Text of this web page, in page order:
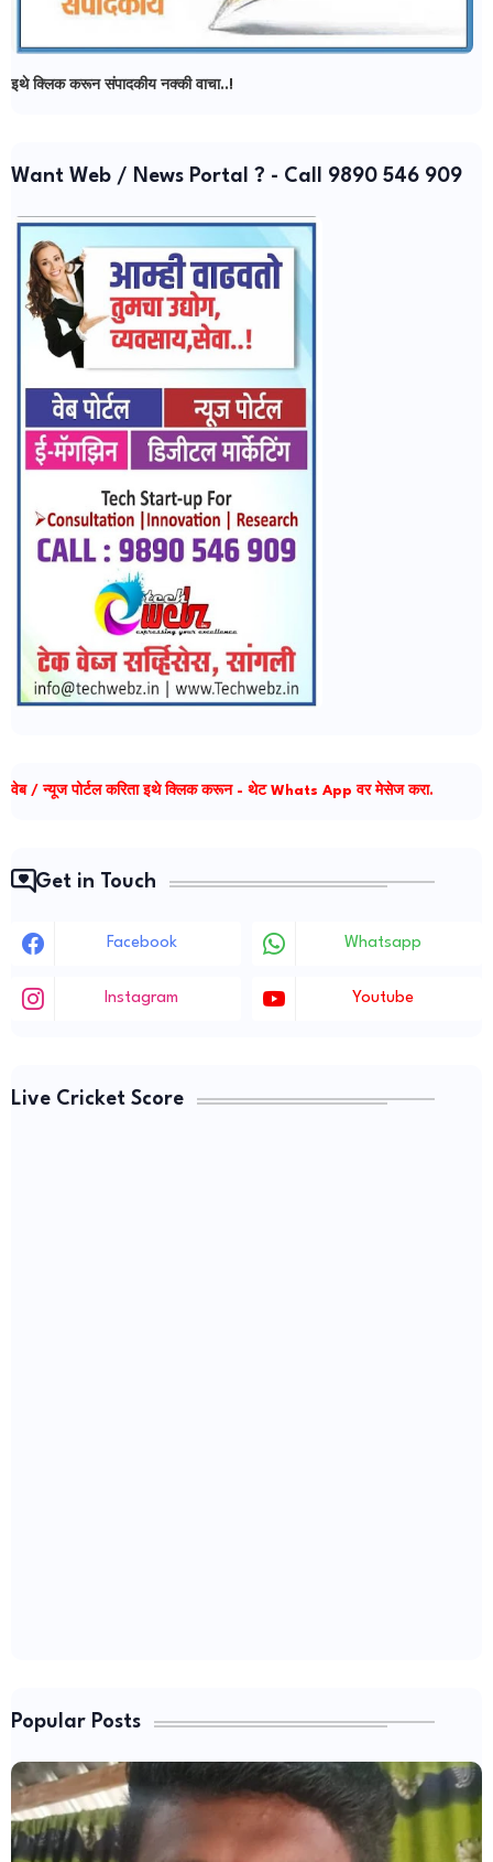
इथे क्लिक करून संपादकीय नक्की वाचा..!
Want Web / News Portal ? - Call 9890 546 909
वेब / न्यूज पोर्टल करिता इथे क्लिक करून - थेट Whats App वर मेसेज करा.
Get in Touch
Facebook Whatsapp
Instagram Youtube
Live Cricket Score
Popular Posts